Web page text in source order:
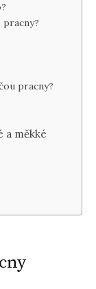
pracny?
pracny?
a měkké